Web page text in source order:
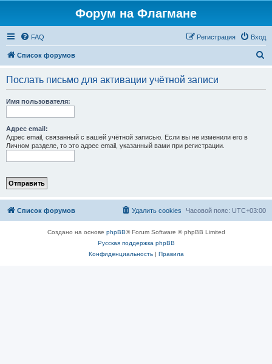
Форум на Флагмане
FAQ Вход
Регистрация
Список форумов
Послать письмо для активации учётной записи
Имя пользователя:
Адрес email:
Адрес email, связанный с вашей учётной записью. Если вы не изменили его в
Личном разделе, то это адрес email, указанный вами при регистрации.
Список форумов Часовой пояс: UTC+03:00
Удалить cookies
Создано на основе phpBB® Forum Software © phpBB Limited
Русская поддержка phpBB
Конфиденциальность| Правила